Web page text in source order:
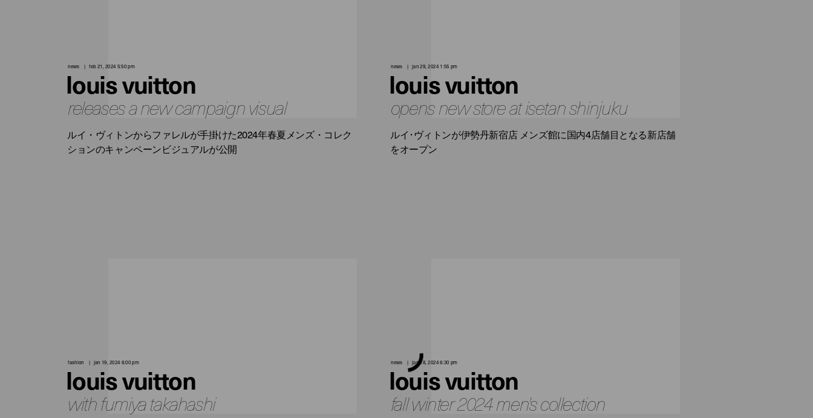
news feb 21, 2024 5:50 pm
louis vuitton
releases a new campaign visual
ルイ・ヴィトンからファレルが手掛けた2024年春夏メンズ・コレク
ションのキャンペーンビジュアルが公開
news jan 29, 2024 1:55 pm
louis vuitton
opens new store at isetan shinjuku
ルイ･ヴィトンが伊勢丹新宿店 メンズ館に国内4店舗目となる新店舗
をオープン
fashion jan 19, 2024 6:00 pm
louis vuitton
with fumiya takahashi
news jan 18, 2024 6:30 pm
louis vuitton
fall winter 2024 men's collection